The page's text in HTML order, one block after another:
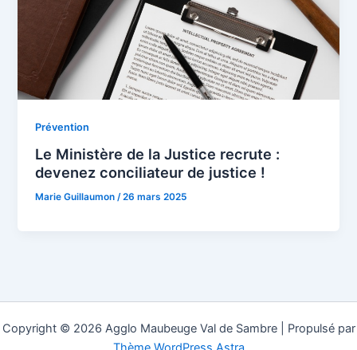
Prévention
Le Ministère de la Justice recrute :
devenez conciliateur de justice !
Marie Guillaumon/26 mars 2025
Copyright © 2026 Agglo Maubeuge Val de Sambre | Propulsé par